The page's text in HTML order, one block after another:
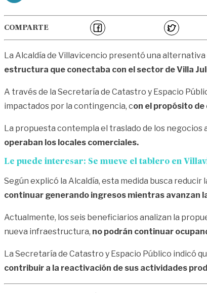
COMPARTE
La Alcaldía de Villavicencio presentó una
estructura que conectaba con el sector de Villa
A través de la Secretaría de Catastro y Espacio
impactados por la contingencia, con el propósito
La propuesta contempla el traslado de los negocios
operaban los locales comerciales.
Le puede interesar: Se mueve el tablero en
Según explicó la Alcaldía, esta medida busca
continuar generando ingresos mientras avanzan
Actualmente, los seis beneficiarios analizan la
nueva infraestructura, no podrán continuar
La Secretaría de Catastro y Espacio Público indicó
contribuir a la reactivación de sus actividades